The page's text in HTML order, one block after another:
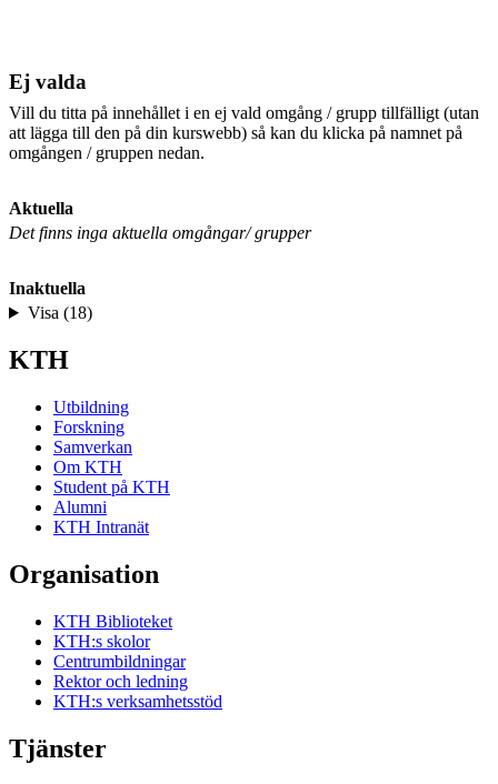
Ej valda
Vill du titta på innehållet i en ej vald omgång / grupp tillfälligt (utan
att lägga till den på din kurswebb) så kan du klicka på namnet på
omgången / gruppen nedan.
Aktuella
Det finns inga aktuella omgångar/ grupper
Inaktuella
Visa (18)
KTH
Utbildning
Forskning
Samverkan
Om KTH
Student på KTH
Alumni
KTH Intranät
Organisation
KTH Biblioteket
KTH:s skolor
Centrumbildningar
Rektor och ledning
KTH:s verksamhetsstöd
Tjänster